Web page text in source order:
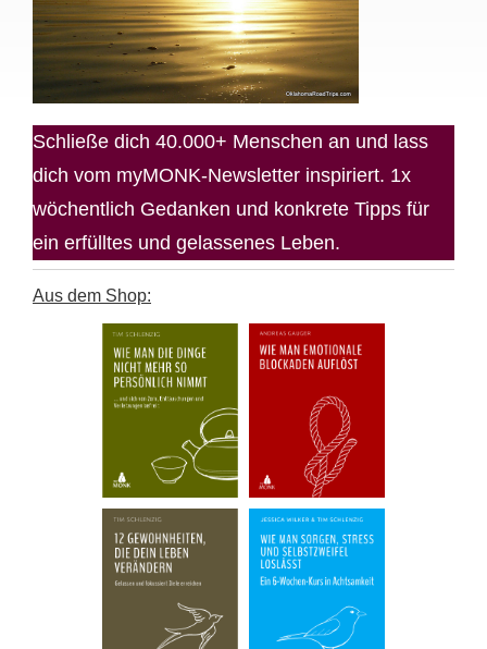
Schließe dich 40.000+ Menschen an und lass
dich vom myMONK-Newsletter inspiriert. 1x
wöchentlich Gedanken und konkrete Tipps für
ein erfülltes und gelassenes Leben.
Aus dem Shop: